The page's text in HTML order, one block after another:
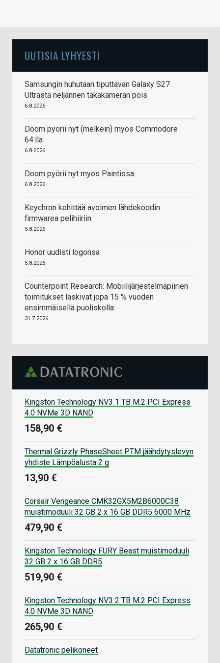
UUTISIA LYHYESTI
Samsungin huhutaan tiputtavan Galaxy S27
Ultrasta neljännen takakameran pois
6.8.2026
Doom pyörii nyt (melkein) myös Commodore
64:llä
6.8.2026
Doom pyörii nyt myös Paintissa
6.8.2026
Keychron kehittää avoimen lähdekoodin
firmwarea pelihiiriin
5.8.2026
Honor uudisti logonsa
5.8.2026
Counterpoint Research: Mobiilijärjestelmäpiirien
toimitukset laskivat jopa 15 % vuoden
ensimmäisellä puoliskolla
31.7.2026
Kingston Technology NV3 1 TB M.2 PCI Express
4.0 NVMe 3D NAND
158,90 €
Thermal Grizzly PhaseSheet PTM jäähdytyslevyn
yhdiste Lämpöalusta 2 g
13,90 €
Corsair Vengeance CMK32GX5M2B6000C38
muistimoduuli 32 GB 2 x 16 GB DDR5 6000 MHz
479,90 €
Kingston Technology FURY Beast muistimoduuli
32 GB 2 x 16 GB DDR5
519,90 €
Kingston Technology NV3 2 TB M.2 PCI Express
4.0 NVMe 3D NAND
265,90 €
Datatronic pelikoneet